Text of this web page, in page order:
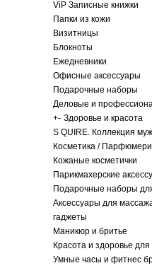
ViP Записные книжки
Папки из кожи
Визитницы
Блокноты
Ежедневники
Офисные аксессуары
Подарочные наборы
Деловые и
+- Здоровье и красота
S QUIRE. Коллекция
Косметика /
Кожаные косметички
Парикмахерские
Подарочные наборы
Аксессуары для
гаджеты
Маникюр и бритье
Красота и здоровье
Умные часы и фитнес